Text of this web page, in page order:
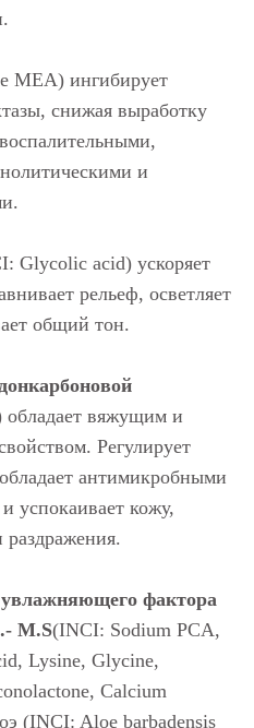
MEA) ингибирует
снижая выработку
и
Glycolic acid) ускоряет
рельеф, осветляет
общий тон.
вяжущим и
Регулирует
антимикробными
успокаивает кожу,
фактора
M.S(INCI: Sodium PCA,
Lysine, Glycine,
Calcium
(INCI: Aloe barbadensis